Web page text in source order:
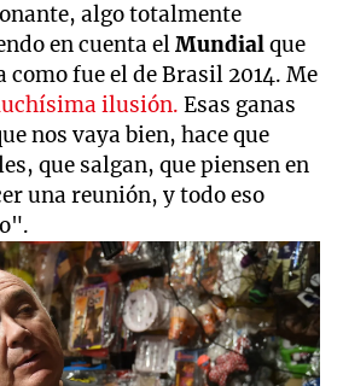
algo totalmente
en cuenta elMundialque
fue el de Brasil 2014. Me
ilusión. Esas ganas
nos vaya bien, hace que
que salgan, que piensen en
una reunión, y todo eso